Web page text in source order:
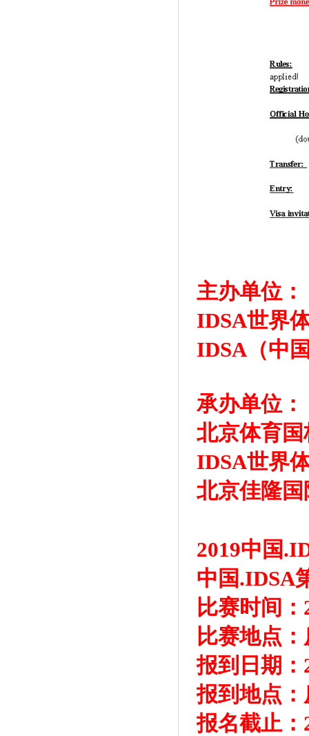
主办单位：
IDSA世界
IDSA（中
承办单位：
北京体育
IDSA世界
北京佳隆
2019中国
中国.IDSA
比赛时间
比赛地点
报到日期：
报到地点
报名截止：